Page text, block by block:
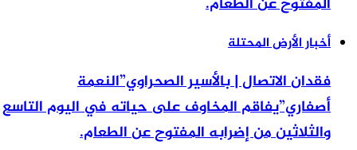
أخبار الأرض المحتلة
فقدان الاتصال | بالأسير الصحراوي”النعمة
أصفاري”يفاقم المخاوف على حياته في اليوم التاسع
والثلاثين من إضرابه المفتوح عن الطعام.